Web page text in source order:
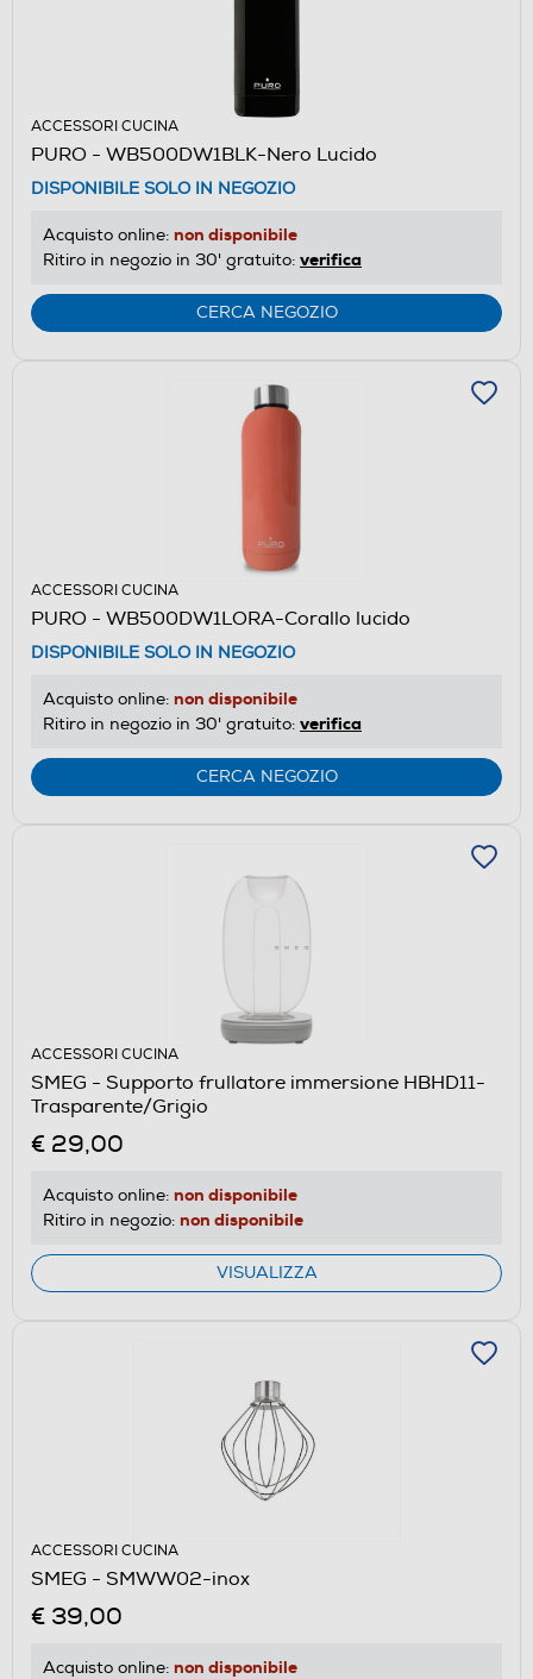
ACCESSORI CUCINA
PURO - WB500DW1BLK-Nero Lucido
DISPONIBILE SOLO IN NEGOZIO
Acquisto online: non disponibile
Ritiro in negozio in 30' gratuito: verifica
CERCA NEGOZIO
ACCESSORI CUCINA
PURO - WB500DW1LORA-Corallo lucido
DISPONIBILE SOLO IN NEGOZIO
Acquisto online: non disponibile
Ritiro in negozio in 30' gratuito: verifica
CERCA NEGOZIO
ACCESSORI CUCINA
SMEG - Supporto frullatore immersione HBHD11-
Trasparente/Grigio
€ 29,00
Acquisto online: non disponibile
Ritiro in negozio: non disponibile
VISUALIZZA
ACCESSORI CUCINA
SMEG - SMWW02-inox
€ 39,00
Acquisto online: non disponibile